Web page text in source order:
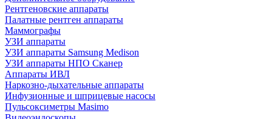
Рентгеновские аппараты
Палатные рентген аппараты
Маммографы
УЗИ аппараты
УЗИ аппараты Samsung Medison
УЗИ аппараты НПО Сканер
Аппараты ИВЛ
Наркозно-дыхательные аппараты
Инфузионные и шприцевые насосы
Пульсоксиметры Masimo